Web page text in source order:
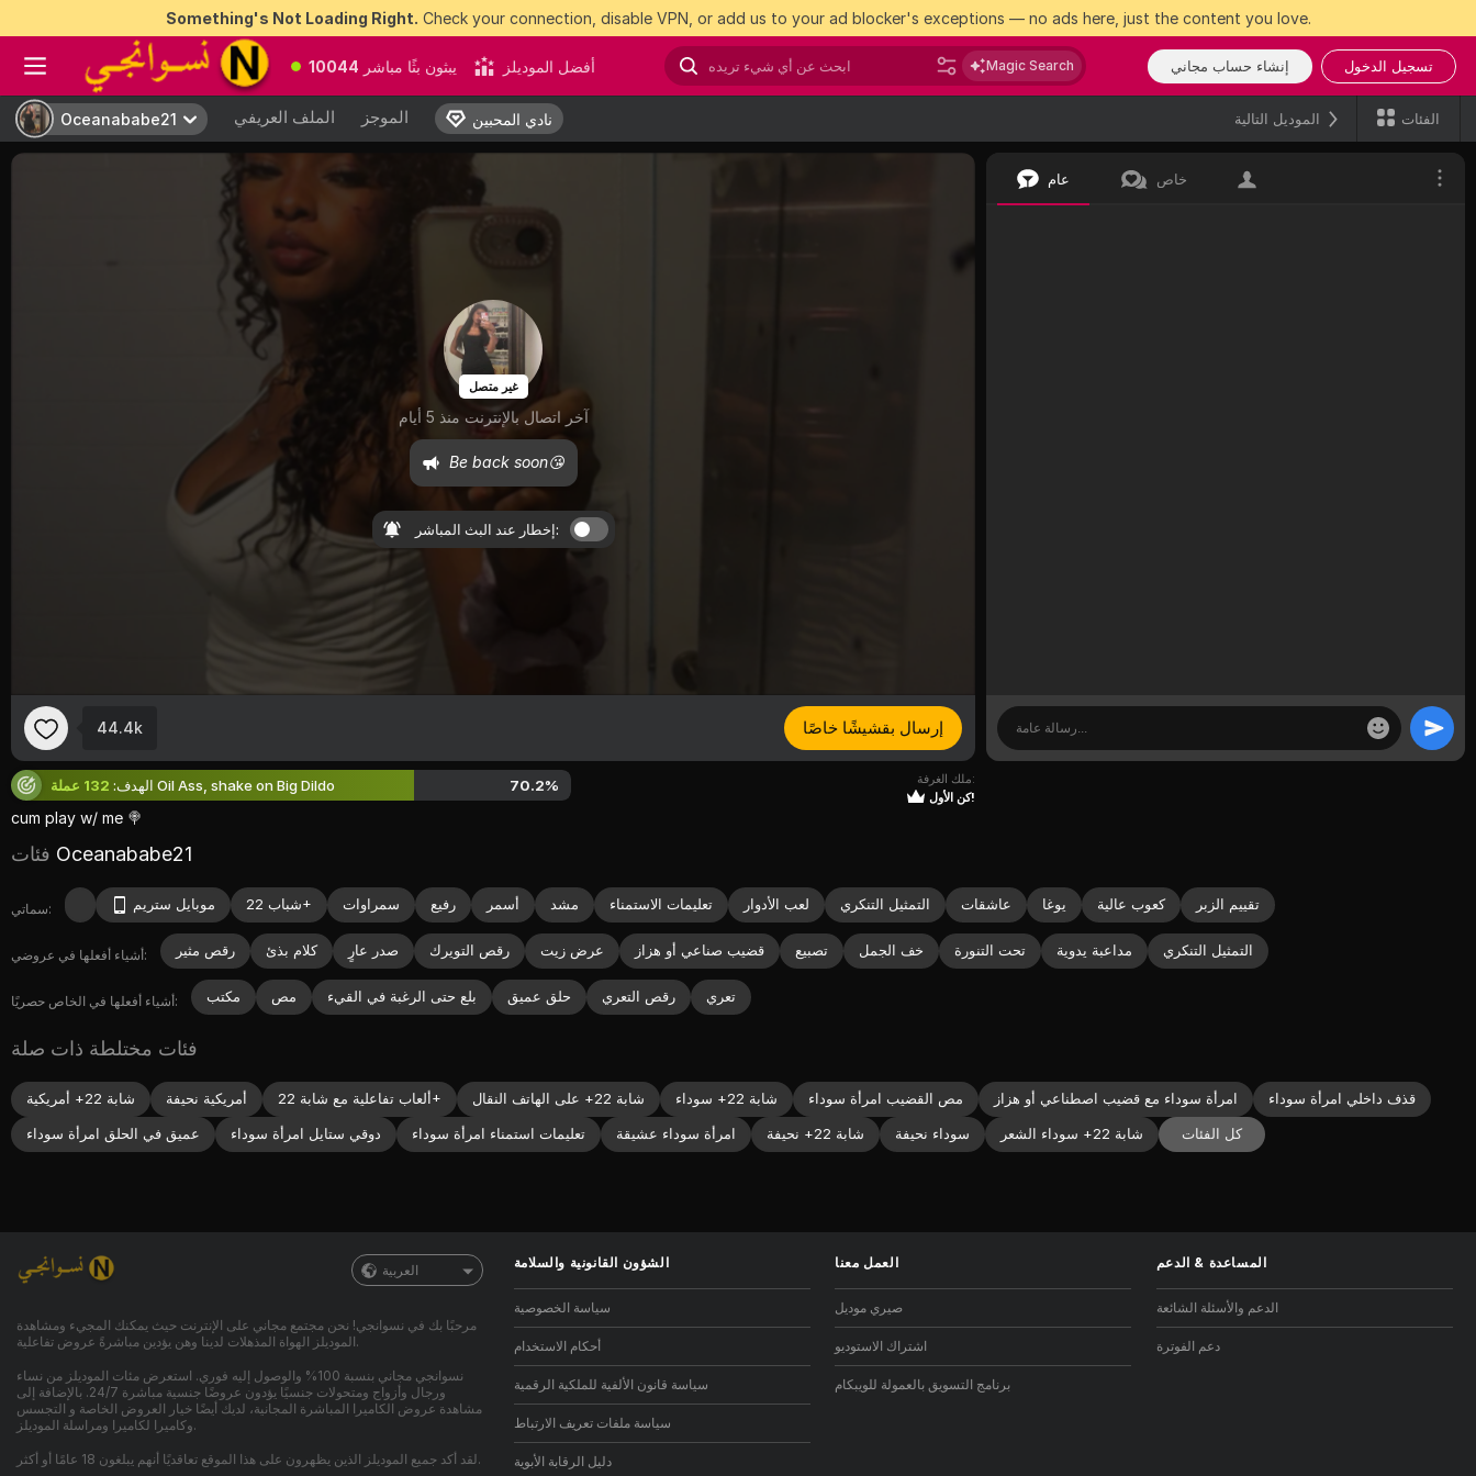
Something's Not Loading Right. Check your connection, disable VPN, or add us to your ad blocker's exceptions — no ads here, just the content you love.
10044 يبثون بثًا مباشر أفضل الموديلز Magic Search إنشاء حساب مجاني تسجيل الدخول
Oceanababe21 الملف العريفي الموجز نادي المحبين Oceanababe21 نادي المحبين الموديل التالية الفئات
غير متصل
آخر اتصال بالإنترنت منذ 5 أيام
Be back soon😘
إخطار عند البث المباشر:
44.4k إرسال بقشيشًا خاصًا
الهدف: 132 عملة Oil Ass, shake on Big Dildo 70.2%
cum play w/ me 🍭
ملك الغرفة:
كن الأول!
عام خاص
Oceanababe21
سماتي: موبايل ستريم شباب 22+ سمراوات رفيع أسمر مشد تعليمات الاستمناء لعب الأدوار التمثيل التنكري عاشقات يوغا كعوب عالية تقييم الزبر
أشياء أفعلها في عروضي: رقص مثير كلام بذئ صدر عارٍ رقص التويرك عرض زيت قضيب صناعي أو هزاز تصبيع خف الجمل تحت التنورة مداعبة يدوية التمثيل التنكري
أشياء أفعلها في الخاص حصريًا: مكتب مص بلع حتى الرغبة في القيء حلق عميق رقص التعري تعري
فئات مختلطة ذات صلة
شابة 22+ أمريكية أمريكية نحيفة ألعاب تفاعلية مع شابة 22+ شابة 22+ على الهاتف النقال شابة 22+ سوداء مص القضيب امرأة سوداء امرأة سوداء مع قضيب اصطناعي أو هزاز
قذف داخلي امرأة سوداء
عميق في الحلق امرأة سوداء
دوقي ستايل امرأة سوداء تعليمات استمناء امرأة سوداء امرأة سوداء عشيقة شابة 22+ نحيفة سوداء نحيفة شابة 22+ سوداء الشعر كل الفئات
العربية
مرحبًا بك في نسوانجي! نحن مجتمع مجاني على الإنترنت حيث يمكنك المجيء ومشاهدة
الموديلز الهواة المذهلات لدينا وهن يؤدين مباشرةً عروض تفاعلية.
نسوانجي مجاني بنسبة 100% والوصول إليه فوري. استعرض مئات الموديلز من نساء
ورجال وأزواج ومتحولات جنسيًا يؤدون عروضًا جنسية مباشرة 24/7. بالإضافة إلى
مشاهدة عروض الكاميرا المباشرة المجانية، لديك أيضًا خيار العروض الخاصة و التجسس
وكاميرا لكاميرا ومراسلة الموديلز.
لقد أكد جميع الموديلز الذين يظهرون على هذا الموقع تعاقديًا أنهم يبلغون 18 عامًا أو أكثر.
الشؤون القانونية والسلامة
سياسة الخصوصية
أحكام الاستخدام
سياسة قانون الألفية للملكية الرقمية
سياسة ملفات تعريف الارتباط
دليل الرقابة الأبوية
العمل معنا
صيري موديل
اشتراك الاستوديو
برنامج التسويق بالعمولة للويبكام
المساعدة & الدعم
الدعم والأسئلة الشائعة
دعم الفوترة